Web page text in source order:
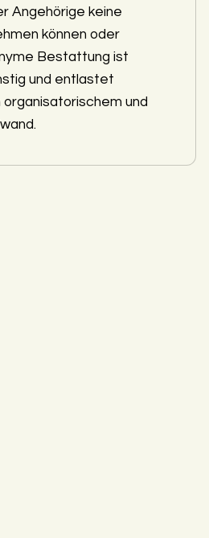
Angehörige keine
können oder
Bestattung ist
und entlastet
und